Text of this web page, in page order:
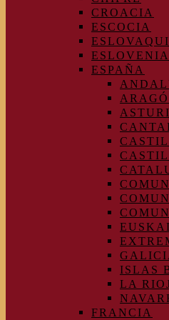
CROACIA
ESCOCIA
ESLOVENIA
ESPAÑA
ISLAS
LA
FRANCIA